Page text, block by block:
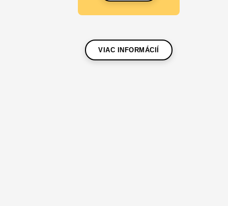
VIAC INFORMÁCIÍ